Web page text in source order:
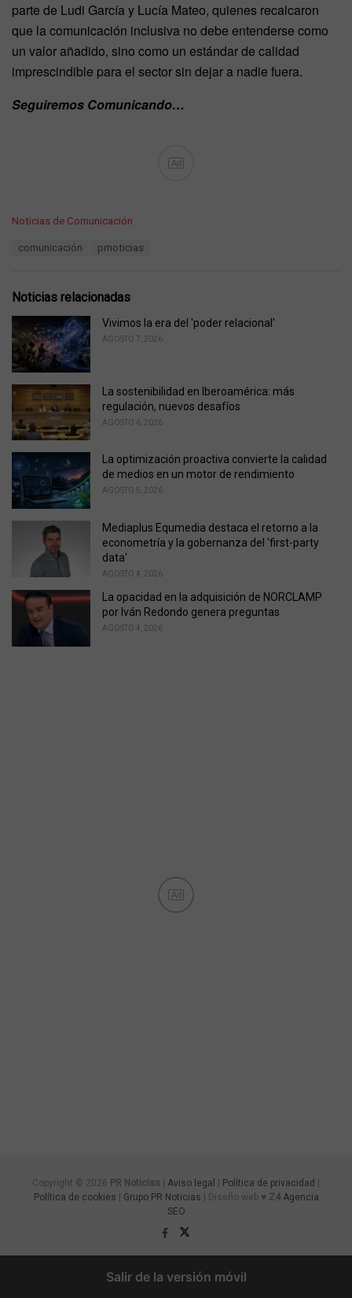
parte de Ludi García y Lucía Mateo, quienes recalcaron
que la comunicación inclusiva no debe entenderse como
un valor añadido, sino como un estándar de calidad
imprescindible para el sector sin dejar a nadie fuera.
Seguiremos Comunicando…
Ad
C
o
r
i
e
s
:
Noticias de Comunicación
:
comunicación prnoticias
Noticias relacionadas
Vivimos la era del 'poder relacional'
AGOSTO 7, 2026
La sostenibilidad en Iberoamérica: más
regulación, nuevos desafíos
AGOSTO 6, 2026
La optimización proactiva convierte la calidad
de medios en un motor de rendimiento
AGOSTO 5, 2026
Mediaplus Equmedia destaca el retorno a la
econometría y la gobernanza del 'first-party
data'
AGOSTO 4, 2026
La opacidad en la adquisición de NORCLAMP
por Iván Redondo genera preguntas
AGOSTO 4, 2026
Ad
Copyright © 2026 PR Noticias | Aviso legal | Política de privacidad |
Política de cookies | Grupo PR Noticias | Diseño web ♥ Z4 Agencia
SEO
Salir de la versión móvil